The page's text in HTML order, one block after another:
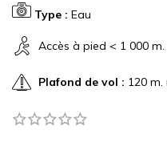
Type : Eau
Accès à pied < 1 000 m.
Plafond de vol : 120 m.